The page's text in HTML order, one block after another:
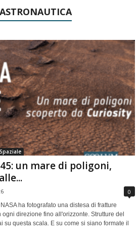
un mare di poligoni,
0
ha fotografato una distesa di fratture
direzione fino all'orizzonte. Strutture del
su questa scala. E su come si siano formate il